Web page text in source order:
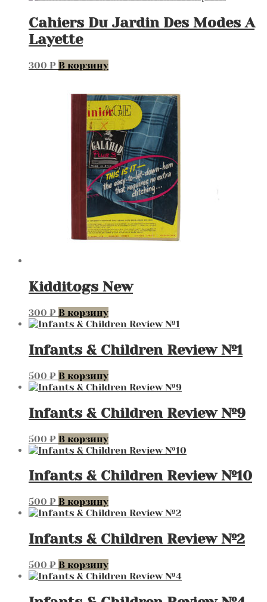
Cahiers Du Jardin Des Modes A
Layette
300 ₽ В корзину
Kidditogs New
300 ₽ В корзину
Infants & Children Review №1
500 ₽ В корзину
Infants & Children Review №9
500 ₽ В корзину
Infants & Children Review №10
500 ₽ В корзину
Infants & Children Review №2
500 ₽ В корзину